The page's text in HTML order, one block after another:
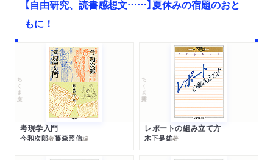
【自由研究、読書感想文……】夏休みの宿題のおと
もに！
ちくま文庫
考現学入門
今和次郎著藤森照信編
ちくま学芸文庫
レポートの組み立て方
木下是雄著